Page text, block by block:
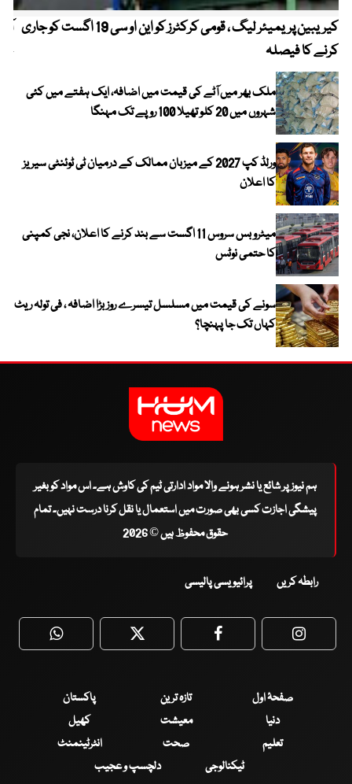
کیریبین پریمیئر لیگ ، قومی کرکٹرز کو این او سی 19 اگست کو جاری
کرنے کا فیصلہ
ملک بھر میں آٹے کی قیمت میں اضافہ، ایک ہفتے میں کئی
شہروں میں 20 کلو تھیلا 100 روپے تک مہنگا
ورلڈ کپ 2027 کے میزبان ممالک کے درمیان ٹی ٹوئنٹی سیریز
کا اعلان
میٹرو بس سروس 11 اگست سے بند کرنے کا اعلان، نجی کمپنی
کا حتمی نوٹس
سونے کی قیمت میں مسلسل تیسرے روز بڑا اضافہ ، فی تولہ ریٹ
کہاں تک جا پہنچا؟
ہم نیوز پر شائع یا نشر ہونے والا مواد ادارتی ٹیم کی کاوش ہے۔ اس مواد کو بغیر
پیشگی اجازت کسی بھی صورت میں استعمال یا نقل کرنا درست نہیں۔ تمام
حقوق محفوظ ہیں © 2026
رابطہ کریں پرائیویسی پالیسی
WhatsApp Twitter Facebook
صفحۂ اول تازہ ترین
پاکستان
دنیا
معیشت
کھیل
تعلیم
صحت
انٹرٹینمنٹ
ٹیکنالوجی
دلچسپ و عجیب